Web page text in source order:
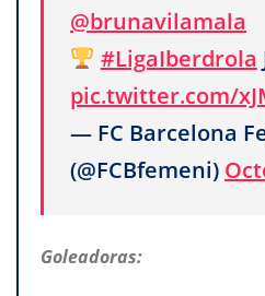
@brunavilamala
#LigaIberdrola
pic.twitter.com/
— FC Barcelona
(@FCBfemeni)
Goleadoras: